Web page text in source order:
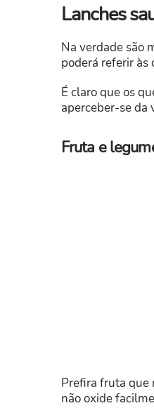
Lanches
Na verdade são
poderá referir às
É claro que os
aperceber-se da
Fruta e
Prefira fruta que
não oxide